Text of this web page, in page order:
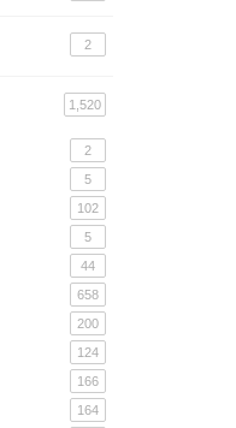
2
1,520
2
5
102
5
44
658
200
124
166
164